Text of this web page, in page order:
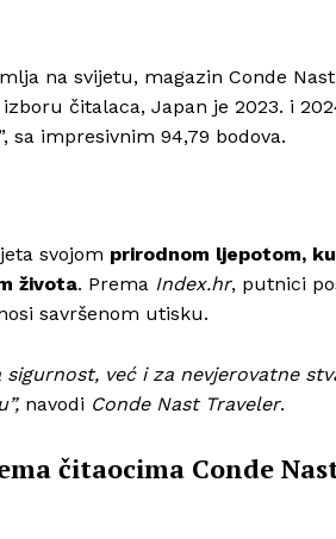
na svijetu, magazin Conde
čitalaca, Japan je 2023. i
sa impresivnim 94,79 bodova.
svojom prirodnom ljepotom,
života. Prema Index.hr, putnici
savršenom utisku.
sigurnost, već i za nevjerovatne
navodi Conde Nast Traveler.
čitaocima Conde